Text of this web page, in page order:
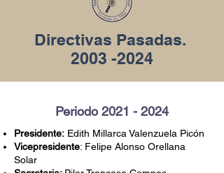
Directivas Pasadas.
2003 -2024
Periodo 2021 - 2024
Presidente: Edith Millarca Valenzuela Picón
Vicepresidente: Felipe Alonso Orellana
Solar